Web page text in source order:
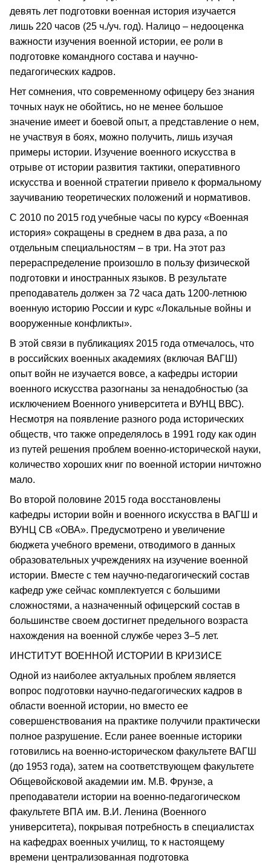
девять лет подготовки военная история изучается
лишь 220 часов (25 ч./уч. год). Налицо – недооценка
важности изучения военной истории, ее роли в
подготовке командного состава и научно-
педагогических кадров.
Нет сомнения, что современному офицеру без знания
точных наук не обойтись, но не менее большое
значение имеет и боевой опыт, а представление о нем,
не участвуя в боях, можно получить, лишь изучая
примеры истории. Изучение военного искусства в
отрыве от истории развития тактики, оперативного
искусства и военной стратегии привело к формальному
заучиванию теоретических положений и нормативов.
С 2010 по 2015 год учебные часы по курсу «Военная
история» сокращены в среднем в два раза, а по
отдельным специальностям – в три. На этот раз
перераспределение произошло в пользу физической
подготовки и иностранных языков. В результате
преподаватель должен за 72 часа дать 1200-летнюю
военную историю России и курс «Локальные войны и
вооруженные конфликты».
В этой связи в публикациях 2015 года отмечалось, что
в российских военных академиях (включая ВАГШ)
опыт войн не изучается вовсе, а кафедры истории
военного искусства разогнаны за ненадобностью (за
исключением Военного университета и ВУНЦ ВВС).
Несмотря на появление разного рода исторических
обществ, что также определялось в 1991 году как один
из путей решения проблем военно-исторической науки,
количество хороших книг по военной истории ничтожно
мало.
Во второй половине 2015 года восстановлены
кафедры истории войн и военного искусства в ВАГШ и
ВУНЦ СВ «ОВА». Предусмотрено и увеличение
бюджета учебного времени, отводимого в данных
образовательных учреждениях на изучение военной
истории. Вместе с тем научно-педагогический состав
кафедр уже сейчас комплектуется с большими
сложностями, а назначенный офицерский состав в
большинстве своем достигнет предельного возраста
нахождения на военной службе через 3–5 лет.
ИНСТИТУТ ВОЕННОЙ ИСТОРИИ В КРИЗИСЕ
Одной из наиболее актуальных проблем является
вопрос подготовки научно-педагогических кадров в
области военной истории, но вместо ее
совершенствования на практике получили практически
полное разрушение. Если ранее военные историки
готовились на военно-историческом факультете ВАГШ
(до 1953 года), затем на соответствующем факультете
Общевойсковой академии им. М.В. Фрунзе, а
преподаватели истории на военно-педагогическом
факультете ВПА им. В.И. Ленина (Военного
университета), покрывая потребность в специалистах
на кафедрах военных училищ, то к настоящему
времени централизованная подготовка